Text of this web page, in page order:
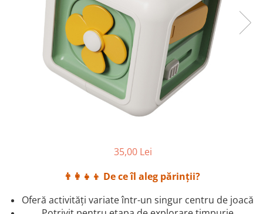
35,00 Lei
👨‍👩‍👧‍👦 De ce îl aleg părinții?
Oferă activități variate într-un singur centru de joacă